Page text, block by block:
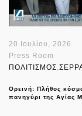
20 Ιουλίου, 2026
Press Room
ΠΟΛΙΤΙΣΜΟΣ
Ορεινή: Πλήθος
πανηγύρι της Αγίας